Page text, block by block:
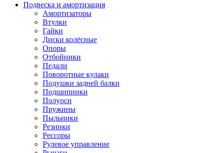
Подвеска и амортизация
Амортизаторы
Втулки
Гайки
Диски колёсные
Опоры
Отбойники
Педали
Поворотные кулаки
Подушки задней балки
Подшипники
Полуоси
Пружины
Пыльники
Резинки
Рессоры
Рулевое управление